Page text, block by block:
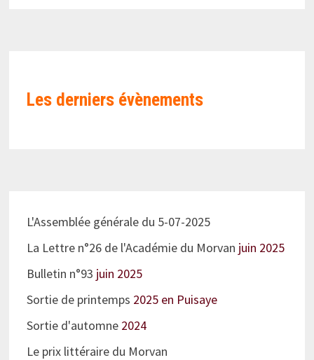
Les derniers évènements
L'Assemblée générale du 5-07-2025
La Lettre n°26 de l'Académie du Morvan juin 2025
Bulletin n°93 juin 2025
Sortie de printemps 2025 en Puisaye
Sortie d'automne2024
Le prix littéraire du Morvan